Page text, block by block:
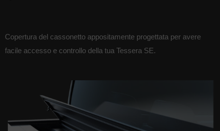
Copertura del cassonetto appositamente progettata per avere
facile accesso e controllo della tua Tessera SE.